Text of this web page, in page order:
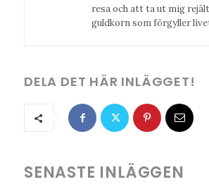
resa och att ta ut mig
guldkorn som förgyller
DELA DET HÄR INLÄGGET!
SENASTE INLÄGGEN